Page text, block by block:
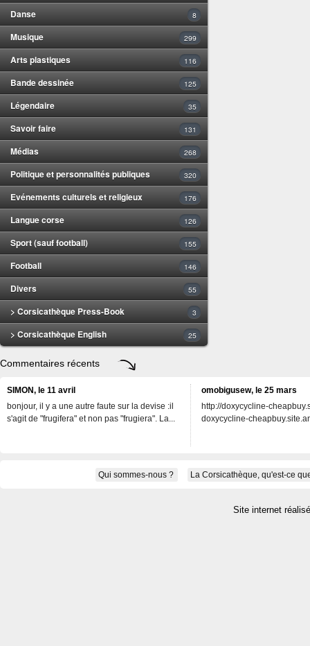
Danse 8
Musique 299
Arts plastiques 116
Bande dessinée 125
Légendaire 35
Savoir faire 131
Médias 268
Politique et personnalités publiques 320
Evénements culturels et religieux 176
Langue corse 126
Sport (sauf football) 155
Football 146
Divers 55
> Corsicathèque Press-Book 3
> Corsicathèque English 25
Commentaires récents
SIMON, le 11 avril
bonjour, il y a une autre faute sur la devise :il
s'agit de "frugifera" et non pas "frugiera". La...
omobigusew, le 25 mars
http://doxycycline-
doxycycline-
Qui sommes-nous ? La Corsicathèque, qu'est-ce
Site internet